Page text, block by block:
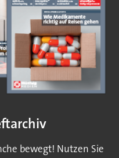
bewegt! Nutzen Sie